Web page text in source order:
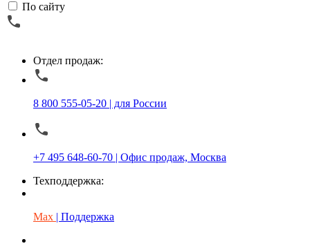
По сайту
Отдел продаж:
8 800 555-05-20 | для России
+7 495 648-60-70 | Офис продаж, Москва
Техподдержка:
Max | Поддержка